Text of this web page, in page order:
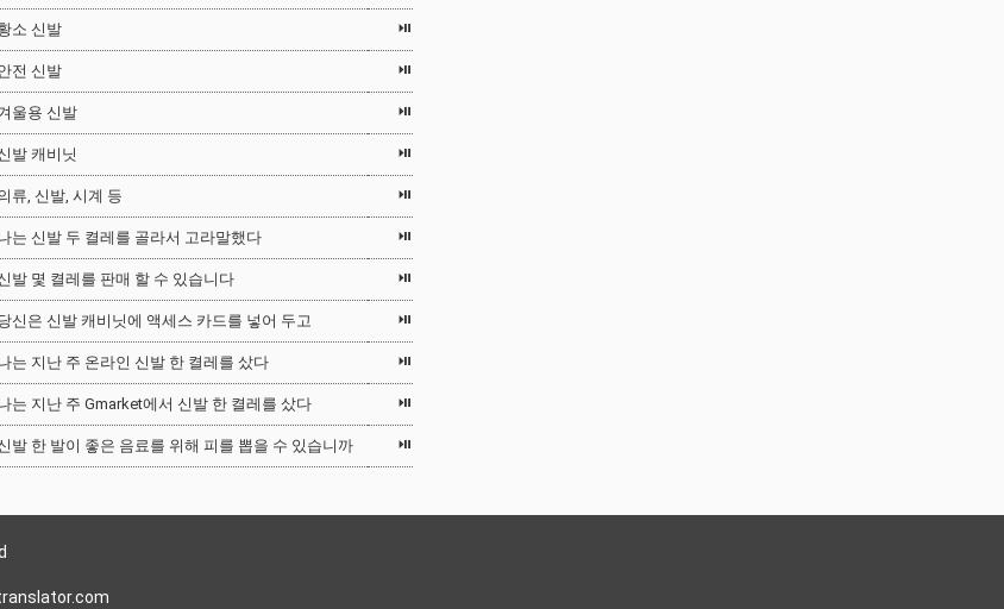
신발 ⏯
신발 ⏯
용 신발 ⏯
캐비닛 ⏯
, 신발, 시계 등 ⏯
신발 두 켤레를 골라서 고라말했다 ⏯
몇 켤레를 판매 할 수 있습니다 ⏯
은 신발 캐비닛에 액세스 카드를 넣어 두고 ⏯
지난 주 온라인 신발 한 켤레를 샀다 ⏯
지난 주 Gmarket에서 신발 한 켤레를 샀다 ⏯
한 발이 좋은 음료를 위해 피를 뽑을 수 있습니까 ⏯